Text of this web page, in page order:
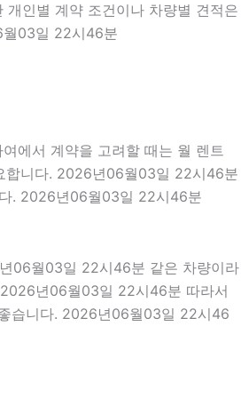
인별 계약 조건이나 차량별 견적은
월03일 22시46분
에서 계약을 고려할 때는 월 렌트
합니다. 2026년06월03일 22시46분
. 2026년06월03일 22시46분
06월03일 22시46분 같은 차량이라
년06월03일 22시46분 따라서
습니다. 2026년06월03일 22시46